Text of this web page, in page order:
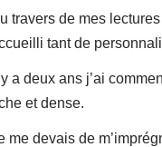
travers de mes
tant de
y a deux ans j’ai
et dense.
me devais de